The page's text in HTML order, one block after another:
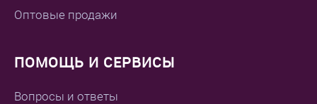
Оптовые продажи
ПОМОЩЬ И СЕРВИСЫ
Вопросы и ответы